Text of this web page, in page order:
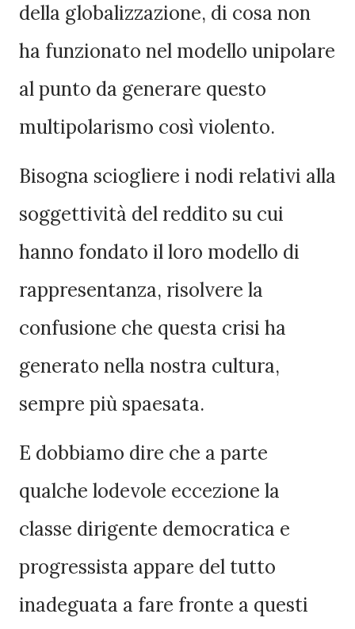
della globalizzazione, di cosa non
ha funzionato nel modello unipolare
al punto da generare questo
multipolarismo così violento.
Bisogna sciogliere i nodi relativi alla
soggettività del reddito su cui
hanno fondato il loro modello di
rappresentanza, risolvere la
confusione che questa crisi ha
generato nella nostra cultura,
sempre più spaesata.
E dobbiamo dire che a parte
qualche lodevole eccezione la
classe dirigente democratica e
progressista appare del tutto
inadeguata a fare fronte a questi